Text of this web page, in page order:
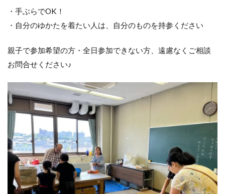
・手ぶらでOK！
・自分のゆかたを着たい人は、自分のものを持参ください
親子で参加希望の方・全日参加できない方、遠慮なくご相談
お問合せください♪